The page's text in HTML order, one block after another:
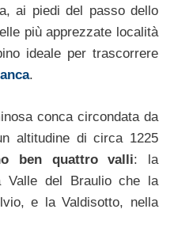
ai piedi del passo dello
più apprezzate località
ideale per trascorrere
.
conca circondata da
altitudine di circa 1225
ben quattro valli: la
Valle del Braulio che la
e la Valdisotto, nella